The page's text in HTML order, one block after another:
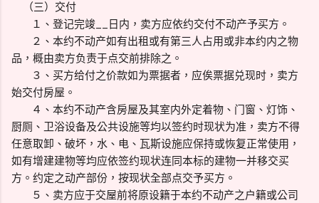
（三）交付
１、登记完竣__日内，卖方应依约交付不动产予买方。
２、本约不动产如有出租或有第三人占用或非本约内之物
品，概由卖方负责于点交前排除之。
３、买方给付之价款如为票据者，应俟票据兑现时，卖方
始交付房屋。
４、本约不动产含房屋及其室内外定着物、门窗、灯饰、
厨厕、卫浴设备及公共设施等均以签约时现状为准，卖方不得
任意取卸、破坏，水、电、瓦斯设施应保持或恢复正常使用，
如有增建建物等均应依签约现状连同本标的建物一并移交买
方。约定之动产部份，按现状全部点交予买方。
５、卖方应于交屋前将原设籍于本约不动产之户籍或公司